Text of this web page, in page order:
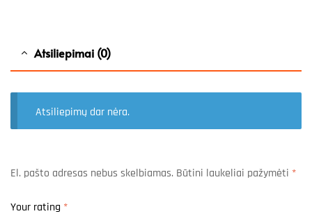
Atsiliepimai (0)
Atsiliepimų dar nėra.
El. pašto adresas nebus skelbiamas. Būtini laukeliai pažymėti *
Your rating *